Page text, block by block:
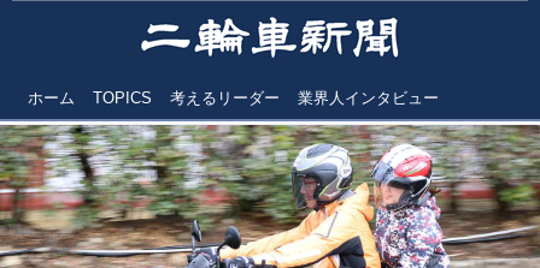
ホーム TOPICS 考えるリーダー 業界人インタビュー